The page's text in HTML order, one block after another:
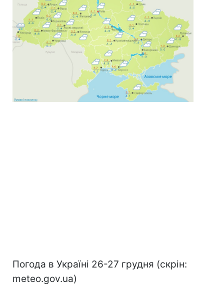
Погода в Україні 26-27 грудня (скрін:
meteo.gov.ua)